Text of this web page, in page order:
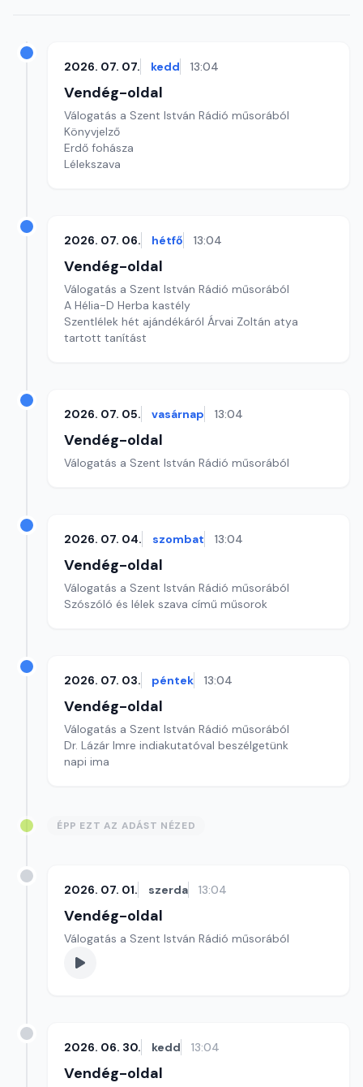
2026. 07. 07. kedd 13:04
Vendég-oldal
Válogatás a Szent István Rádió műsorából
Könyvjelző
Erdő fohásza
Lélekszava
2026. 07. 06. hétfő 13:04
Vendég-oldal
Válogatás a Szent István Rádió műsorából
A Hélia-D Herba kastély
Szentlélek hét ajándékáról Árvai Zoltán atya
tartott tanítást
2026. 07. 05. vasárnap 13:04
Vendég-oldal
Válogatás a Szent István Rádió műsorából
2026. 07. 04. szombat 13:04
Vendég-oldal
Válogatás a Szent István Rádió műsorából
Szószóló és lélek szava című műsorok
2026. 07. 03. péntek 13:04
Vendég-oldal
Válogatás a Szent István Rádió műsorából
Dr. Lázár Imre indiakutatóval beszélgetünk
napi ima
ÉPP EZT AZ ADÁST NÉZED
2026. 07. 01. szerda 13:04
Vendég-oldal
Válogatás a Szent István Rádió műsorából
2026. 06. 30. kedd 13:04
Vendég-oldal